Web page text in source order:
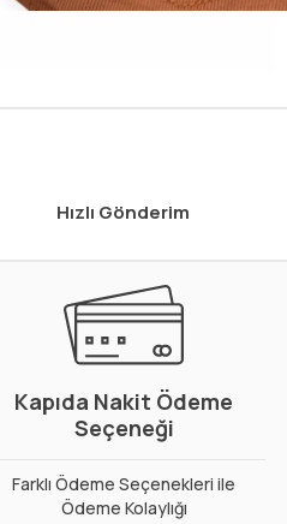
Hızlı Gönderim
Kapıda Nakit Ödeme
Seçeneği
Farklı Ödeme Seçenekleri ile
Ödeme Kolaylığı